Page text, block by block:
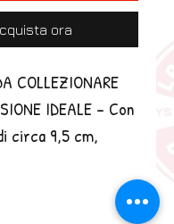
ora
COLLEZIONARE
IDEALE - Con
circa 9,5 cm,